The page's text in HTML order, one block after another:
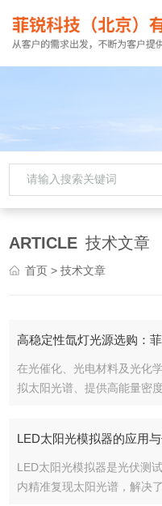
ARTICLE 技术文章
首页 > 技术文章
在光催化、光电材料及光化
拟太阳光谱、提供高能量密
案的厂...
LED太阳光模拟器的应用
LED太阳光模拟器是光伏测
内精准复现太阳光谱，解决